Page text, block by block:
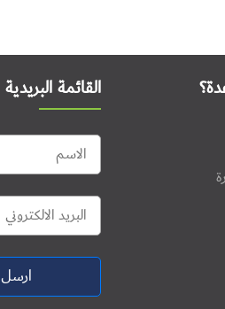
القائمة البريدية
ارسل